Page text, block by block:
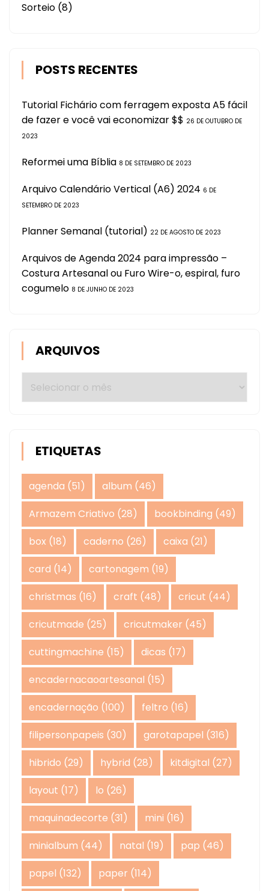
Sorteio (8)
POSTS RECENTES
Tutorial Fichário com ferragem exposta A5 fácil
de fazer e você vai economizar $$ 26 DE OUTUBRO DE
2023
Reformei uma Bíblia 8 DE SETEMBRO DE 2023
Arquivo Calendário Vertical (A6) 2024 6 DE
SETEMBRO DE 2023
Planner Semanal (tutorial) 22 DE AGOSTO DE 2023
Arquivos de Agenda 2024 para impressão –
Costura Artesanal ou Furo Wire-o, espiral, furo
cogumelo 8 DE JUNHO DE 2023
ARQUIVOS
Arquivos
ETIQUETAS
agenda (51) album (46)
Armazem Criativo (28) bookbinding (49)
box (18) caderno (26) caixa (21)
card (14) cartonagem (19)
christmas (16) craft (48) cricut (44)
cricutmade (25) cricutmaker (45)
cuttingmachine (15) dicas (17)
encadernacaoartesanal (15)
encadernação (100) feltro (16)
filipersonpapeis (30) garotapapel (316)
hibrido (29) hybrid (28) kitdigital (27)
layout (17) lo (26)
maquinadecorte (31) mini (16)
minialbum (44) natal (19) pap (46)
papel (132) paper (114)